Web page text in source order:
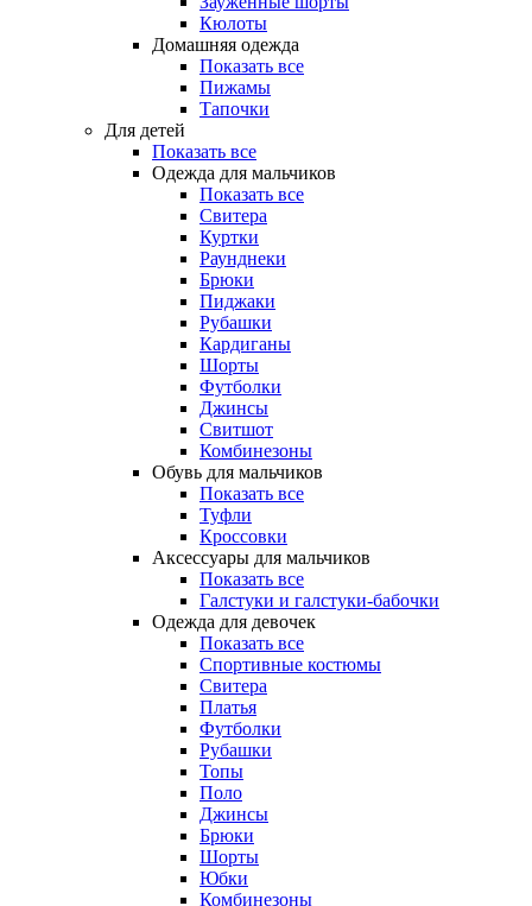
Кюлоты
Домашняя одежда
Показать все
Пижамы
Тапочки
Для детей
Показать все
Одежда для мальчиков
Показать все
Свитера
Куртки
Раунднеки
Брюки
Пиджаки
Рубашки
Кардиганы
Шорты
Футболки
Джинсы
Свитшот
Комбинезоны
Обувь для мальчиков
Показать все
Туфли
Кроссовки
Аксессуары для мальчиков
Показать все
Галстуки и галстуки-бабочки
Одежда для девочек
Показать все
Спортивные костюмы
Свитера
Платья
Футболки
Рубашки
Топы
Поло
Джинсы
Брюки
Шорты
Юбки
Комбинезоны